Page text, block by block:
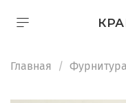
Главная Фурнитура